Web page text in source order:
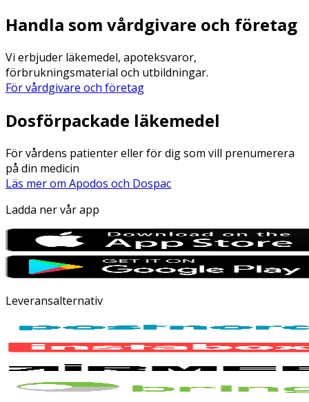
Handla som vårdgivare och företag
Vi erbjuder läkemedel, apoteksvaror,
förbrukningsmaterial och utbildningar.
För vårdgivare och företag
Dosförpackade läkemedel
För vårdens patienter eller för dig som vill prenumerera
på din medicin
Läs mer om Apodos och Dospac
Ladda ner vår app
Leveransalternativ